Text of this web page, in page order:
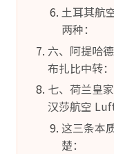
土耳其航
两种：
六、阿提哈
布扎比中转
七、荷兰皇
汉莎航空
这三条本
楚：